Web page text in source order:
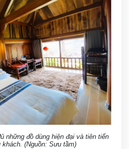
những đồ dùng hiện đại và tiên tiến
khách. (Nguồn: Sưu tầm)